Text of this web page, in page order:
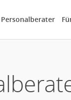
Personalberater